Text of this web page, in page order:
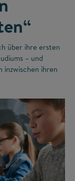
über ihre ersten
– und
ihren